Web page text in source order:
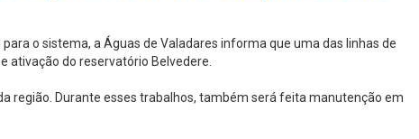
o sistema, a Águas de Valadares informa que uma das linhas de
ativação do reservatório Belvedere.
região. Durante esses trabalhos, também será feita manutenção em